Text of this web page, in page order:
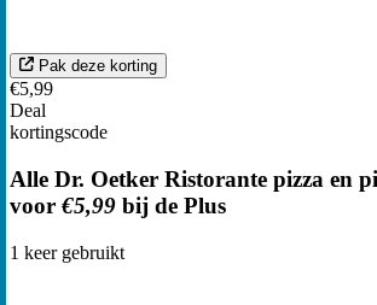
Pak deze korting
€5,99
Deal
kortingscode
Alle Dr. Oetker Ristorante pizza en
voor €5,99 bij de Plus
1 keer gebruikt